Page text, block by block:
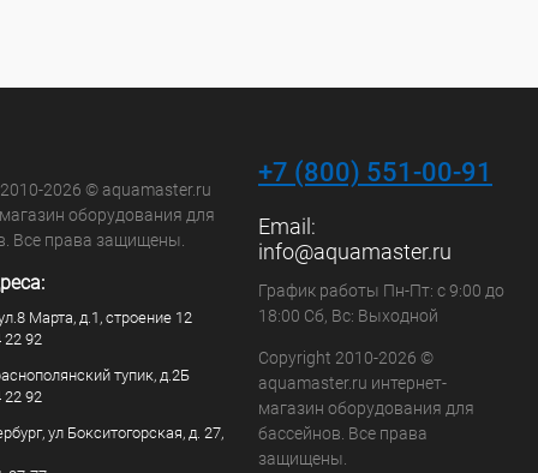
2026 © aquamaster.ru
оборудования для
Все права защищены.
Марта, д.1, строение 12
22 92
тупик, д.2Б
22 92
ул Бокситогорская, д. 27,
+7 (800) 551-00-91
Email:
info@aquamaster.ru
График работы Пн-Пт: с 9:00 до
18:00 Сб, Вс: Выходной
Copyright 2010-2026 ©
aquamaster.ru интернет-
магазин оборудования для
бассейнов. Все права
защищены.